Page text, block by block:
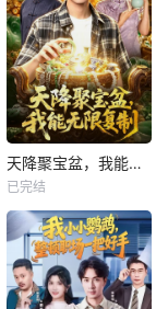
天降聚宝盆，我能无限复制
已完结